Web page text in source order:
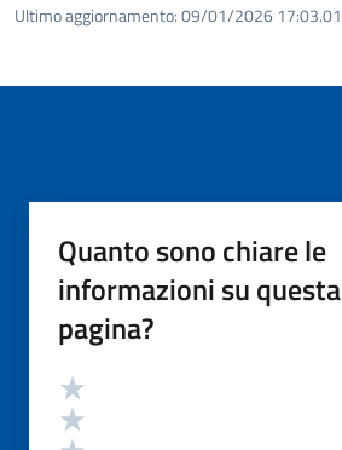
Ultimo aggiornamento:09/01/2026 17:03.01
Quanto sono chiare le
informazioni su questa
pagina?
Valutazione